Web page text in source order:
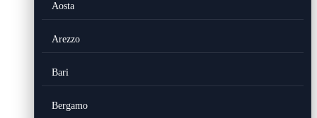
Aosta
Arezzo
Bari
Bergamo